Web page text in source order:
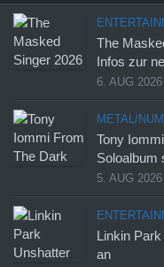
The
Infos zur
6. AUG 2026
METAL/
Tony
Soloalbum
5. AUG 2026
Linkin
an